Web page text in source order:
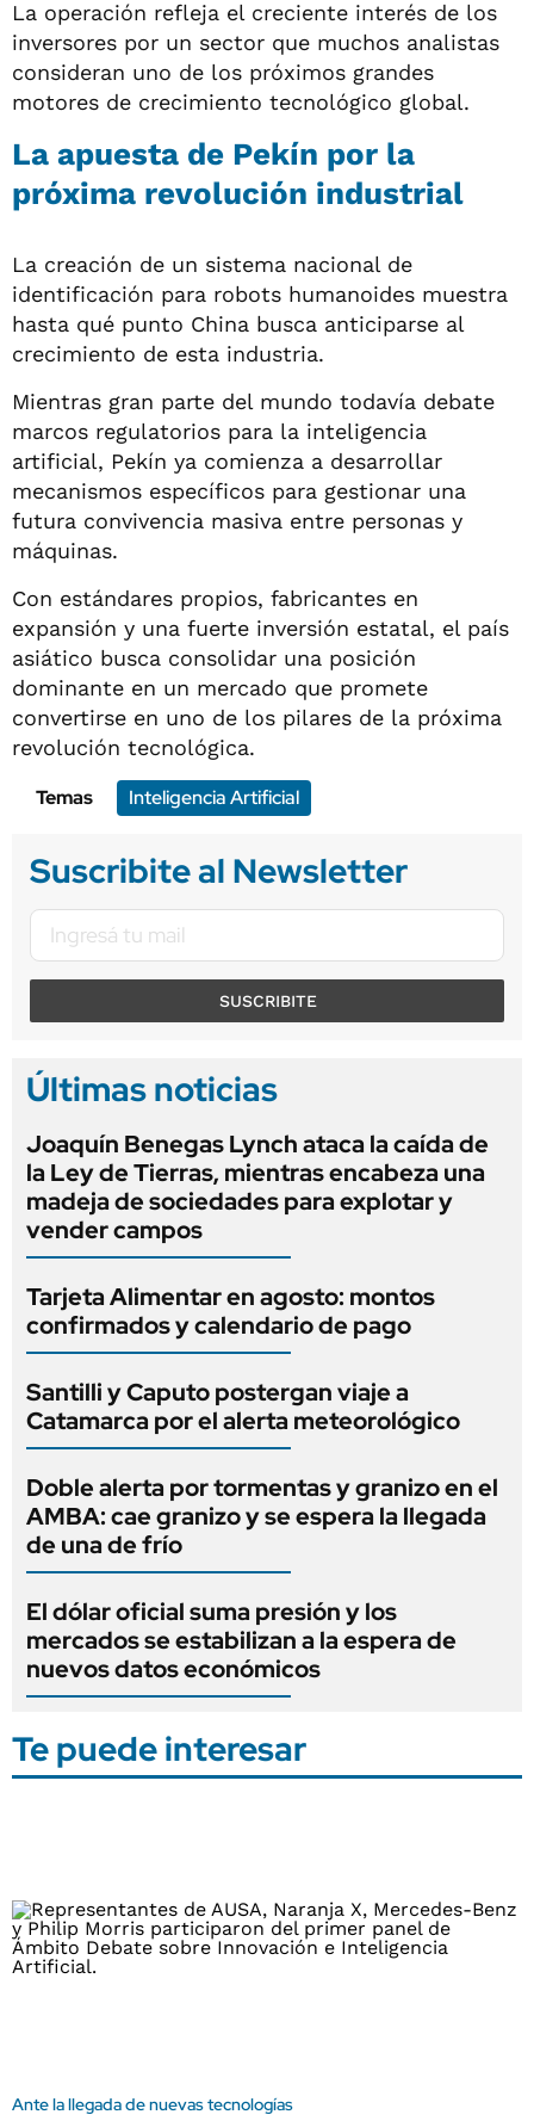
La operación refleja el creciente interés de los
inversores por un sector que muchos analistas
consideran uno de los próximos grandes
motores de crecimiento tecnológico global.
La apuesta de Pekín por la
próxima revolución industrial
La creación de un sistema nacional de
identificación para robots humanoides muestra
hasta qué punto China busca anticiparse al
crecimiento de esta industria.
Mientras gran parte del mundo todavía debate
marcos regulatorios para la inteligencia
artificial, Pekín ya comienza a desarrollar
mecanismos específicos para gestionar una
futura convivencia masiva entre personas y
máquinas.
Con estándares propios, fabricantes en
expansión y una fuerte inversión estatal, el país
asiático busca consolidar una posición
dominante en un mercado que promete
convertirse en uno de los pilares de la próxima
revolución tecnológica.
Temas
Inteligencia Artificial
Suscribite al Newsletter
SUSCRIBITE
Últimas noticias
Joaquín Benegas Lynch ataca la caída de
la Ley de Tierras, mientras encabeza una
madeja de sociedades para explotar y
vender campos
Tarjeta Alimentar en agosto: montos
confirmados y calendario de pago
Santilli y Caputo postergan viaje a
Catamarca por el alerta meteorológico
Doble alerta por tormentas y granizo en el
AMBA: cae granizo y se espera la llegada
de una de frío
El dólar oficial suma presión y los
mercados se estabilizan a la espera de
nuevos datos económicos
Te puede interesar
Ante la llegada de nuevas tecnologías